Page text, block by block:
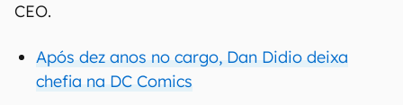
CEO.
Após dez anos no cargo, Dan Didio deixa
chefia na DC Comics